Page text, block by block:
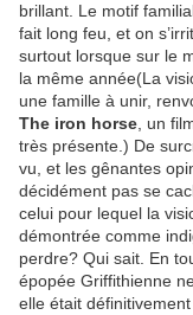
brillant. Le motif
fait long feu, et on
surtout lorsque sur le
la même année(La
une famille à unir,
The iron horse , un
très présente.) De
vu, et les gênantes
décidément pas se
celui pour lequel la
démontrée comme
perdre? Qui sait. En
épopée Griffithienne
elle était